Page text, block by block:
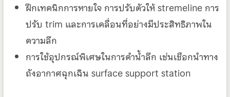
ฝึกเทคนิกการหายใจ การปรับตัวให้ stremeline การ
ปรับ trim และการเคลื่อนที่อย่างมีประสิทธิภาพใน
ความลึก
การใช้อุปกรณ์พิเศษในการดำน้ำลึก เช่นเชือกนำทาง
ถังอากาศฉุกเฉิน surface support station